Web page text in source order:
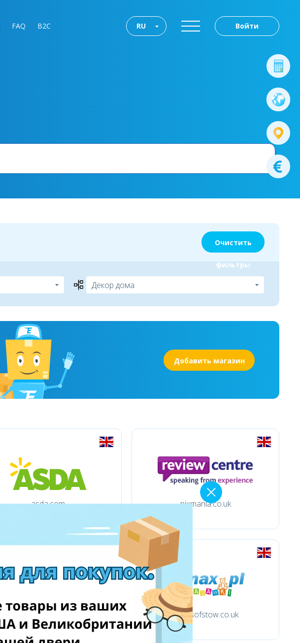
FAQ B2C Войти
RU
Очистить
фильтры
Добавить магазин
asda.com pixmania.co.uk
aolcookshop.co.uk scottsofstow.co.uk